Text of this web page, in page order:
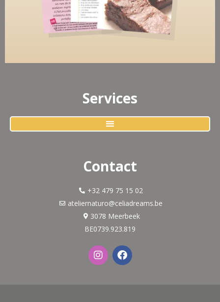
Services
Contact
+32 479 75 15 02
ateliernaturo@celiadreams.be
3078 Meerbeek
BE0739.923.819
I
n
s
F
a
c